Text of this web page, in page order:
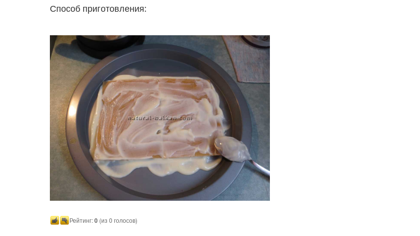
Способ приготовления:
Рейтинг:0 (из 0 голосов)